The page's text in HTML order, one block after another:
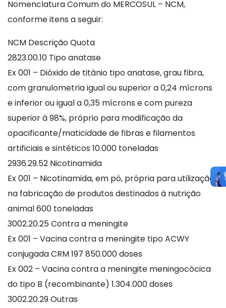
Nomenclatura Comum do MERCOSUL – NCM,
conforme itens a seguir:
NCM Descrição Quota
2823.00.10 Tipo anatase
Ex 001 – Dióxido de titânio tipo anatase, grau fibra,
com granulometria igual ou superior a 0,24 mícrons
e inferior ou igual a 0,35 mícrons e com pureza
superior à 98%, próprio para modificação da
opacificante/maticidade de fibras e filamentos
artificiais e sintéticos 10.000 toneladas
2936.29.52 Nicotinamida
Ex 001 – Nicotinamida, em pó, própria para utilização
na fabricação de produtos destinados à nutrição
animal 600 toneladas
3002.20.25 Contra a meningite
Ex 001 – Vacina contra a meningite tipo ACWY
conjugada CRM 197 850.000 doses
Ex 002 – Vacina contra a meningite meningocócica
do tipo B (recombinante) 1.304.000 doses
3002.20.29 Outras